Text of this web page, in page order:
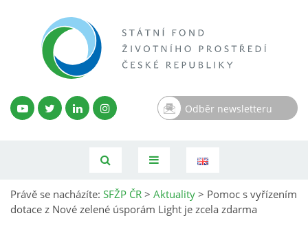
Odběr newsletteru
Právě se nacházíte: SFŽP ČR > Aktuality > Pomoc s vyřízením
dotace z Nové zelené úsporám Light je zcela zdarma